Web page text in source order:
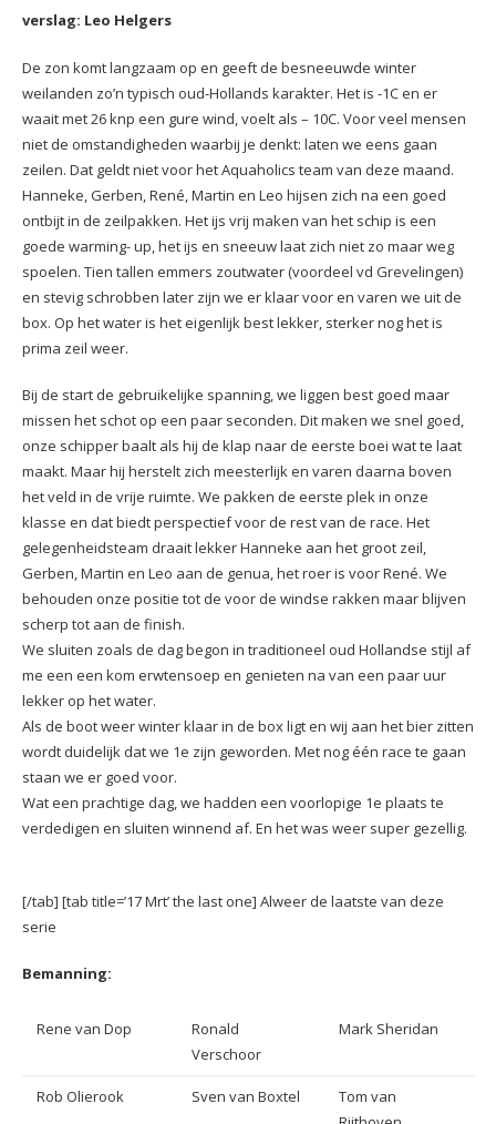
verslag: Leo Helgers
De zon komt langzaam op en geeft de besneeuwde winter
weilanden zo’n typisch oud-Hollands karakter. Het is -1C en er
waait met 26 knp een gure wind, voelt als – 10C. Voor veel mensen
niet de omstandigheden waarbij je denkt: laten we eens gaan
zeilen. Dat geldt niet voor het Aquaholics team van deze maand.
Hanneke, Gerben, René, Martin en Leo hijsen zich na een goed
ontbijt in de zeilpakken. Het ijs vrij maken van het schip is een
goede warming- up, het ijs en sneeuw laat zich niet zo maar weg
spoelen. Tien tallen emmers zoutwater (voordeel vd Grevelingen)
en stevig schrobben later zijn we er klaar voor en varen we uit de
box. Op het water is het eigenlijk best lekker, sterker nog het is
prima zeil weer.
Bij de start de gebruikelijke spanning, we liggen best goed maar
missen het schot op een paar seconden. Dit maken we snel goed,
onze schipper baalt als hij de klap naar de eerste boei wat te laat
maakt. Maar hij herstelt zich meesterlijk en varen daarna boven
het veld in de vrije ruimte. We pakken de eerste plek in onze
klasse en dat biedt perspectief voor de rest van de race. Het
gelegenheidsteam draait lekker Hanneke aan het groot zeil,
Gerben, Martin en Leo aan de genua, het roer is voor René. We
behouden onze positie tot de voor de windse rakken maar blijven
scherp tot aan de finish.
We sluiten zoals de dag begon in traditioneel oud Hollandse stijl af
me een een kom erwtensoep en genieten na van een paar uur
lekker op het water.
Als de boot weer winter klaar in de box ligt en wij aan het bier zitten
wordt duidelijk dat we 1e zijn geworden. Met nog één race te gaan
staan we er goed voor.
Wat een prachtige dag, we hadden een voorlopige 1e plaats te
verdedigen en sluiten winnend af. En het was weer super gezellig.
[/tab] [tab title=’17 Mrt’ the last one] Alweer de laatste van deze
serie
Bemanning:
Rene van Dop
Ronald
Verschoor
Mark Sheridan
Rob Olierook Sven van Boxtel
Tom van